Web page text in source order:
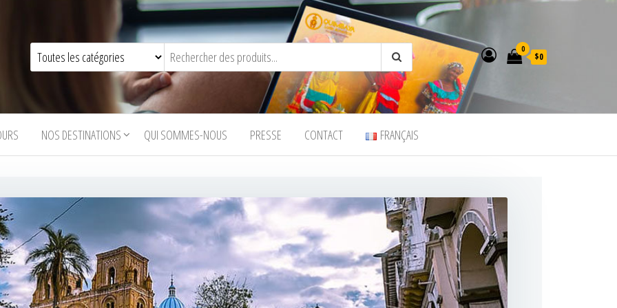
0
$0
NOS DESTINATIONS QUI SOMMES-NOUS PRESSE CONTACT FRANÇAIS